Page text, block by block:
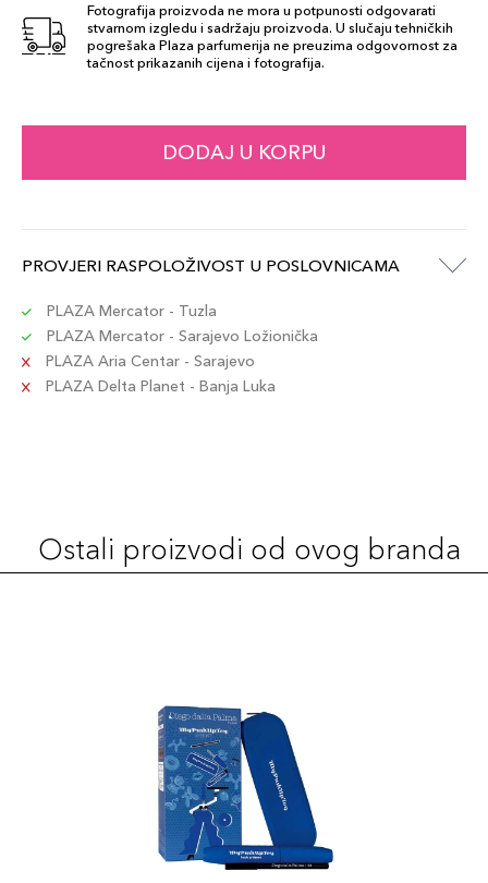
56 Cacao
Šifra artikla
8017834885989
41,00 KM
32,80 KM
Fotografija proizvoda ne mora u potpunosti odgovarati
stvarnom izgledu i sadržaju proizvoda. U slučaju tehničkih
pogrešaka Plaza parfumerija ne preuzima odgovornost za
tačnost prikazanih cijena i fotografija.
DODAJ U KORPU
PROVJERI RASPOLOŽIVOST U POSLOVNICAMA
PLAZA Mercator - Tuzla
PLAZA Mercator - Sarajevo Ložionička
PLAZA Aria Centar - Sarajevo
PLAZA Delta Planet - Banja Luka
Ostali proizvodi od ovog branda